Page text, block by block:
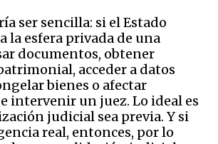
ser sencilla: si el Estado
la esfera privada de una
documentos, obtener
acceder a datos
bienes o afectar
intervenir un juez. Lo ideal es
judicial sea previa. Y si
real, entonces, por lo